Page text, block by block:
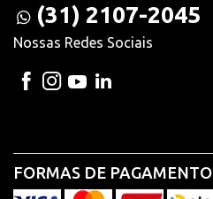
(31) 2107-2045
Nossas Redes Sociais
FORMAS DE PAGAMENTO